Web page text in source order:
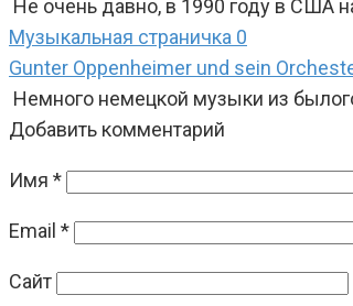
Не очень давно, в 1990 году в США
Музыкальная страничка 0
Gunter Oppenheimer und sein
Немного немецкой музыки из
Добавить комментарий
Имя *
Email *
Сайт